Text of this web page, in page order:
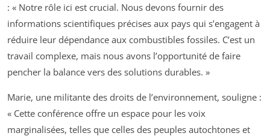
: « Notre rôle ici est crucial. Nous devons fournir des
informations scientifiques précises aux pays qui s’engagent à
réduire leur dépendance aux combustibles fossiles. C’est un
travail complexe, mais nous avons l’opportunité de faire
pencher la balance vers des solutions durables. »
Marie, une militante des droits de l’environnement, souligne :
« Cette conférence offre un espace pour les voix
marginalisées, telles que celles des peuples autochtones et